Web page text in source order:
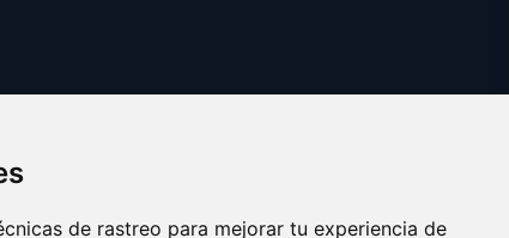
de rastreo para mejorar tu experiencia de